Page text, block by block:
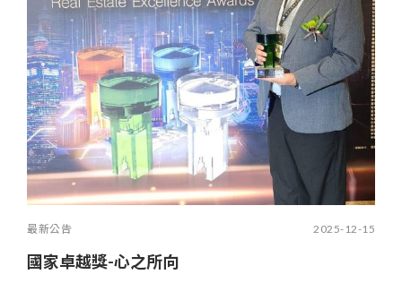
最新公告 2025-12-15
國家卓越獎-心之所向